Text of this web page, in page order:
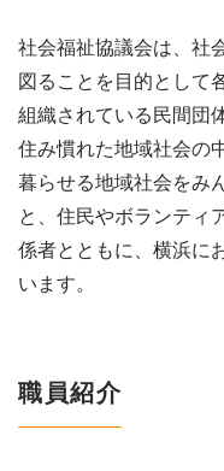
社会福祉協議会は、社
図ることを目的として
組織されている民間団
住み慣れた地域社会の
暮らせる地域社会をみ
と、住民やボランティ
係者とともに、横浜に
います。
職員紹介